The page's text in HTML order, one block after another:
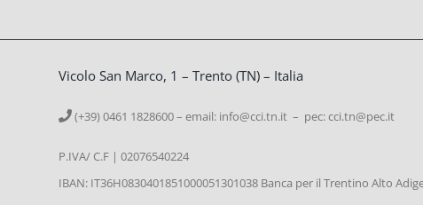
Vicolo San Marco, 1 – Trento (TN) – Italia
(+39) 0461 1828600 – email: info@cci.tn.it – pec: cci.tn@pec.it
P.IVA/ C.F | 02076540224
IBAN: IT36H0830401851000051301038 Banca per il Trentino Alto